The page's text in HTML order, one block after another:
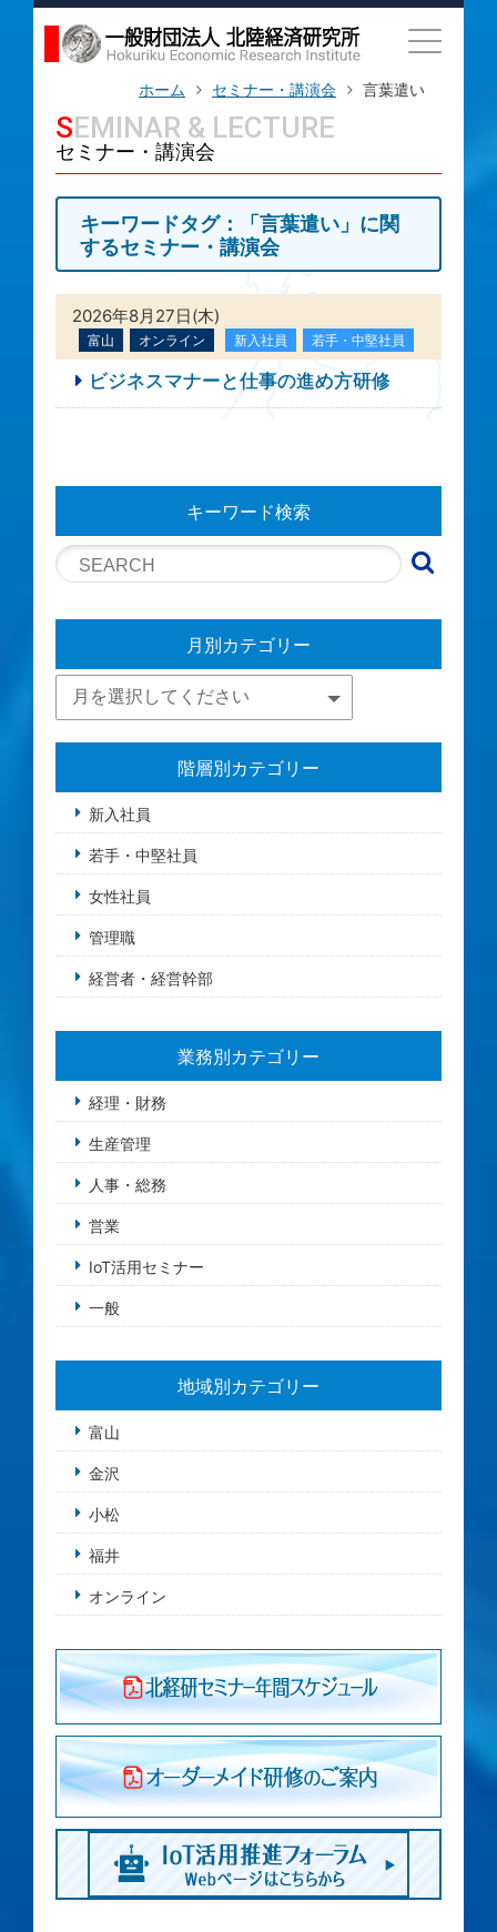
ホーム セミナー・講演会 言葉遣い
SEMINAR & LECTURE
セミナー・講演会
キーワードタグ：「言葉遣い」に関
するセミナー・講演会
2026年8月27日(木)
富山 オンライン 新入社員 若手・中堅社員
ビジネスマナーと仕事の進め方研修
キーワード検索
月別カテゴリー
階層別カテゴリー
新入社員
若手・中堅社員
女性社員
管理職
経営者・経営幹部
業務別カテゴリー
経理・財務
生産管理
人事・総務
営業
IoT活用セミナー
一般
地域別カテゴリー
富山
金沢
小松
福井
オンライン